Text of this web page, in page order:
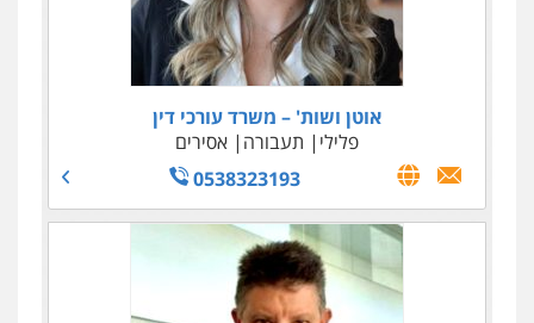
אוטן ושות' – משרד עורכי דין
פלילי
תעבורה
אסירים
0538323193